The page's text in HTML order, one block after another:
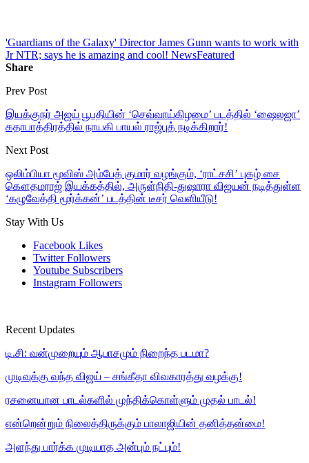
'Guardians of the Galaxy' Director James Gunn wants to work with
Jr NTR; says he is amazing and cool! NewsFeatured
Share
Prev Post
இயக்குநர் அஜய் பூபதியின் ‘செவ்வாய்கிழமை’ படத்தில் ‘ஷைலஜா’
கதாபாத்திரத்தில் நாயகி பாயல் ராஜ்புத் நடிக்கிறார்!
Next Post
ஒலிம்பியா மூவிஸ் அம்பேத் குமார் வழங்கும், ‘ராட்சசி’ புகழ் சை
கௌதமராஜ் இயக்கத்தில், அருள்நிதி-துஷாரா விஜயன் நடித்துள்ள
‘கழுவேத்தி மூர்க்கன்’ படத்தின் டீசர் வெளியீடு!
Stay With Us
Facebook Likes
Twitter Followers
Youtube Subscribers
Instagram Followers
Recent Updates
டி.சி: வன்முறையும் ஆபாசமும் நிறைந்த படமா?
முடிவுக்கு வந்த விஜய் – சங்கீதா விவகாரத்து வழக்கு!
ரசனையான பாடல்களில் முந்திக்கொள்ளும் முதல் பாடல்!
என்றென்றும் நிலைத்திருக்கும் பாலாஜியின் தனித்தன்மை!
அளந்து பார்க்க முடியாத அன்பும் நட்பும்!